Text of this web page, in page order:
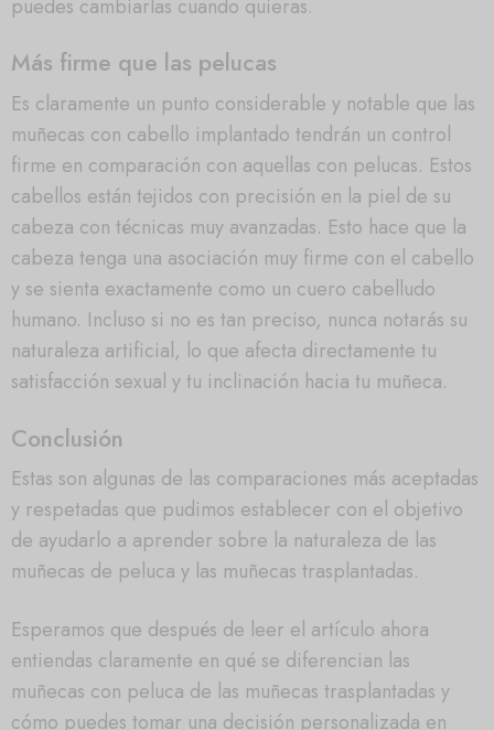
puedes cambiarlas cuando quieras.
Más firme que las pelucas
Es claramente un punto considerable y notable que las
muñecas con cabello implantado tendrán un control
firme en comparación con aquellas con pelucas. Estos
cabellos están tejidos con precisión en la piel de su
cabeza con técnicas muy avanzadas. Esto hace que la
cabeza tenga una asociación muy firme con el cabello
y se sienta exactamente como un cuero cabelludo
humano. Incluso si no es tan preciso, nunca notarás su
naturaleza artificial, lo que afecta directamente tu
satisfacción sexual y tu inclinación hacia tu muñeca.
Conclusión
Estas son algunas de las comparaciones más aceptadas
y respetadas que pudimos establecer con el objetivo
de ayudarlo a aprender sobre la naturaleza de las
muñecas de peluca y las muñecas trasplantadas.
Esperamos que después de leer el artículo ahora
entiendas claramente en qué se diferencian las
muñecas con peluca de las muñecas trasplantadas y
cómo puedes tomar una decisión personalizada en